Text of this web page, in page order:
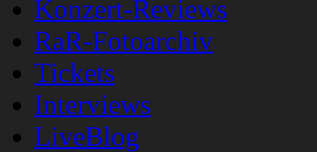
Konzert-Reviews
RaR-Fotoarchiv
Tickets
Interviews
LiveBlog